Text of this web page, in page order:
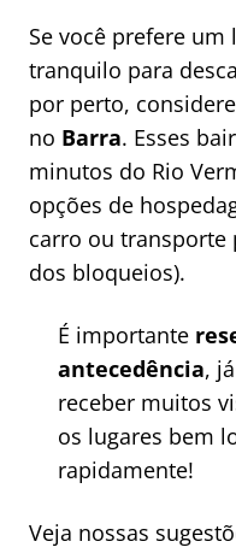
Se você prefere
tranquilo para
por perto,
no Barra. Esses
minutos do Rio
opções de
carro ou transporte
dos bloqueios).
É importante
antecedência,
receber muitos
os lugares bem
rapidamente!
Veja nossas